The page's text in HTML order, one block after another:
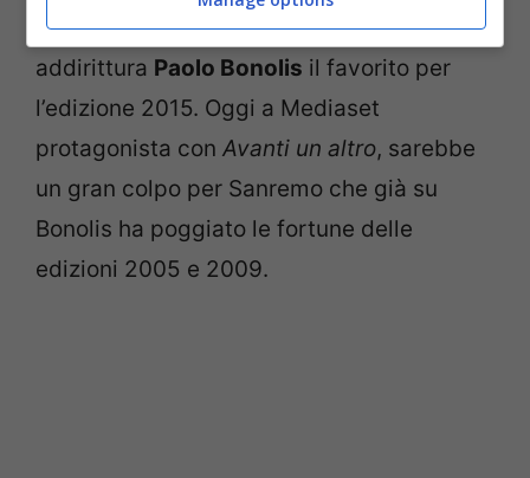
conduzione del prossimo anno: sarebbe
addirittura Paolo Bonolis il favorito per
l’edizione 2015. Oggi a Mediaset
protagonista con Avanti un altro, sarebbe
un gran colpo per Sanremo che già su
Bonolis ha poggiato le fortune delle
edizioni 2005 e 2009.